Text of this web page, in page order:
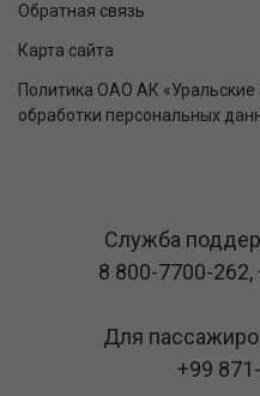
Обратная связь
Карта сайта
Политика ОАО АК
обработки персональных
Служба
8 800-7700-262,
Для
+99